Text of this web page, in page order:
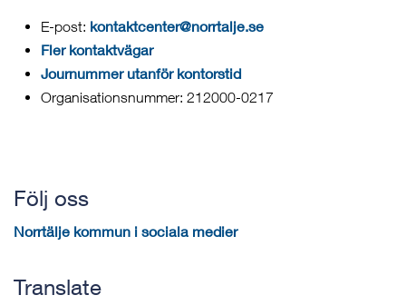
E-post: kontaktcenter@norrtalje.se
Fler kontaktvägar
Journummer utanför kontorstid
Organisationsnummer: 212000-0217
Följ oss
Norrtälje kommun i sociala medier
Translate